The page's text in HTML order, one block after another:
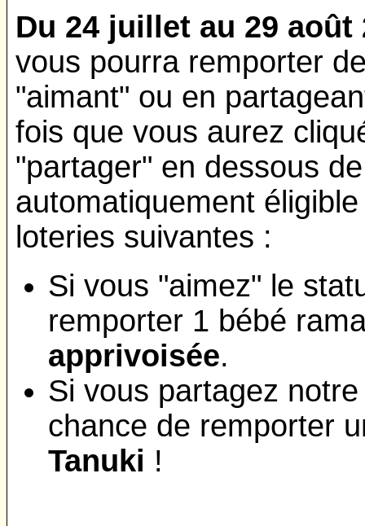
Du 24 juillet au 29 août
vous pourra remporter
"aimant" ou en
fois que vous aurez
"partager" en dessous
automatiquement
loteries suivantes :
Si vous "aimez" le
remporter 1 bébé
apprivoisée.
Si vous partagez
chance de remporter
Tanuki !